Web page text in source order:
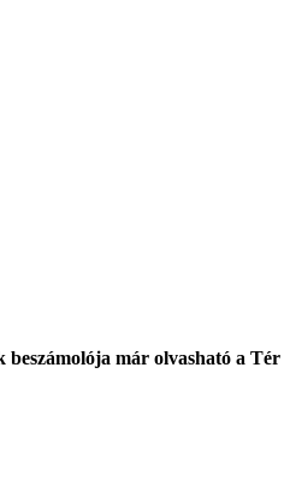
beszámolója már olvasható a Tér